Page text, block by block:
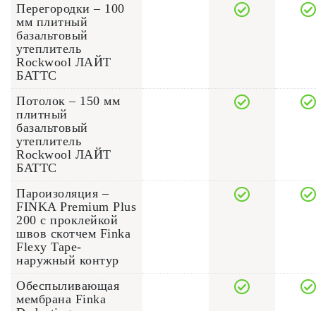
Перегородки – 100
мм плитный
базальтовый
утеплитель
Rockwool ЛАЙТ
БАТТС
Потолок – 150 мм
плитный
базальтовый
утеплитель
Rockwool ЛАЙТ
БАТТС
Пароизоляция –
FINKA Premium Plus
200 с проклейкой
швов скотчем Finka
Flexy Tape-
наружный контур
Обеспыливающая
мембрана Finka